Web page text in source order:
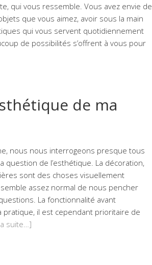
qui vous ressemble. Vous avez envie de
que vous aimez, avoir sous la main
qui vous servent quotidiennement
de possibilités s’offrent à vous pour
de ma
nous nous interrogeons presque tous
question de l’esthétique. La décoration,
sont des choses visuellement
assez normal de nous pencher
La fonctionnalité avant
pratique, il est cependant prioritaire de
suite…]